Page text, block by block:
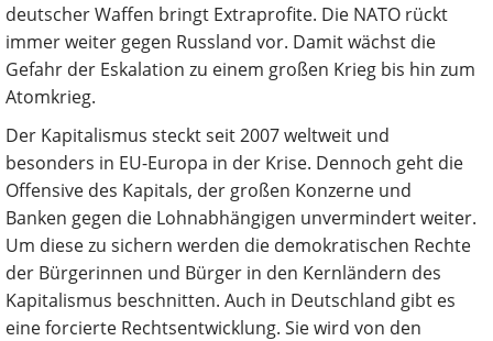
deutscher Waffen bringt Extraprofite. Die NATO rückt
immer weiter gegen Russland vor. Damit wächst die
Gefahr der Eskalation zu einem großen Krieg bis hin zum
Atomkrieg.
Der Kapitalismus steckt seit 2007 weltweit und
besonders in EU-Europa in der Krise. Dennoch geht die
Offensive des Kapitals, der großen Konzerne und
Banken gegen die Lohnabhängigen unvermindert weiter.
Um diese zu sichern werden die demokratischen Rechte
der Bürgerinnen und Bürger in den Kernländern des
Kapitalismus beschnitten. Auch in Deutschland gibt es
eine forcierte Rechtsentwicklung. Sie wird von den